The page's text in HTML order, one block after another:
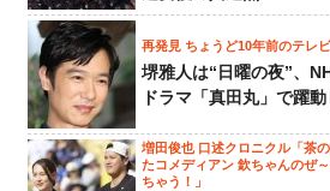
再発見 ちょうど10年前のテレビ
堺雅人は“日曜の夜”、
ドラマ「真田丸」で躍
増田俊也 口述クロニクル「茶
たコメディアン 欽ちゃんのぜ
ちゃう！」